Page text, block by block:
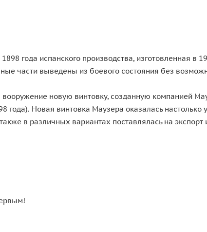
года испанского производства, изготовленная в
части выведены из боевого состояния без
вооружение новую винтовку, созданную компанией
года). Новая винтовка Маузера оказалась
в различных вариантах поставлялась на